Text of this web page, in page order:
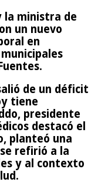
la ministra de
un nuevo
en
de un déficit
tiene
presidente
destacó el
planteó una
refirió a la
y al contexto